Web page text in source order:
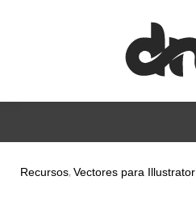
Recursos Vectores para Illustrator